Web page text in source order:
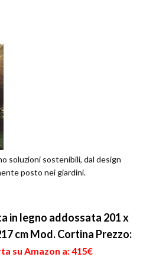
soluzioni sostenibili, dal design
posto nei giardini.
in legno addossata 201 x
cm Mod. Cortina Prezzo:
su Amazon a: 415€